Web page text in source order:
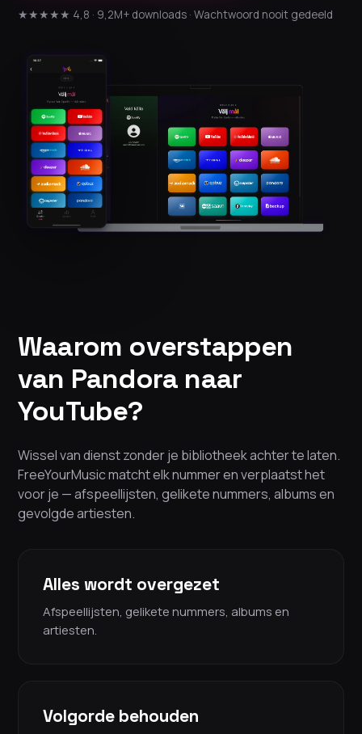
★★★★★ 4,8 · 9,2M+ downloads · Wachtwoord nooit gedeeld
Waarom overstappen
van Pandora naar
YouTube?
Wissel van dienst zonder je bibliotheek achter te laten.
FreeYourMusic matcht elk nummer en verplaatst het
voor je — afspeellijsten, gelikete nummers, albums en
gevolgde artiesten.
Alles wordt overgezet
Afspeellijsten, gelikete nummers, albums en
artiesten.
Volgorde behouden